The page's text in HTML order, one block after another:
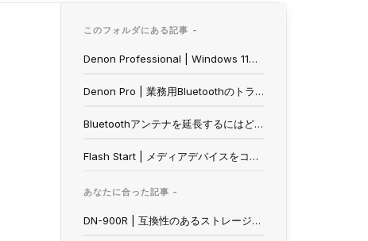
このフォルダにある記事 -
Denon Professional | Windows 11でFTPサーバーを設定する
Denon Pro | 業務用Bluetoothのトラブルシューティング
Bluetoothアンテナを延長するにはどうすればいいですか？
Flash Start | メディアデバイスをコントロールできない
あなたに合った記事 -
DN-900R | 互換性のあるストレージは？